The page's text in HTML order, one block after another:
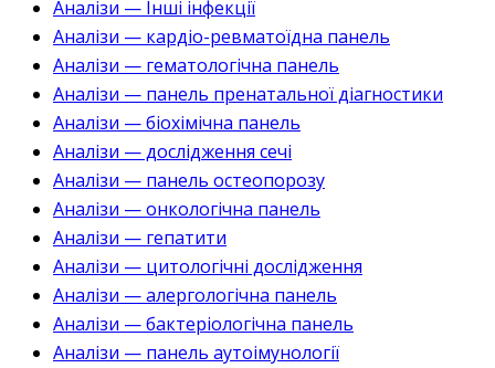
Аналізи — Інші інфекції
Аналізи — кардіо-ревматоїдна панель
Аналізи — гематологічна панель
Аналізи — панель пренатальної діагностики
Аналізи — біохімічна панель
Аналізи — дослідження сечі
Аналізи — панель остеопорозу
Аналізи — онкологічна панель
Аналізи — гепатити
Аналізи — цитологічні дослідження
Аналізи — алергологічна панель
Аналізи — бактеріологічна панель
Аналізи — панель аутоімунології